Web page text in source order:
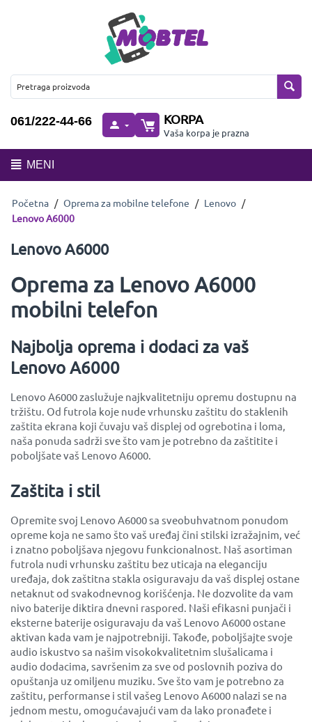
061/222-44-66 KORPA
Vaša korpa je prazna
MENI
Početna / Oprema za mobilne telefone / Lenovo /
Lenovo A6000
Lenovo A6000
Oprema za Lenovo A6000
mobilni telefon
Najbolja oprema i dodaci za vaš
Lenovo A6000
Lenovo A6000 zaslužuje najkvalitetniju opremu dostupnu na
tržištu. Od futrola koje nude vrhunsku zaštitu do staklenih
zaštita ekrana koji čuvaju vaš displej od ogrebotina i loma,
naša ponuda sadrži sve što vam je potrebno da zaštitite i
poboljšate vaš Lenovo A6000.
Zaštita i stil
Opremite svoj Lenovo A6000 sa sveobuhvatnom ponudom
opreme koja ne samo što vaš uređaj čini stilski izražajnim, već
i znatno poboljšava njegovu funkcionalnost. Naš asortiman
futrola nudi vrhunsku zaštitu bez uticaja na eleganciju
uređaja, dok zaštitna stakla osiguravaju da vaš displej ostane
netaknut od svakodnevnog korišćenja. Ne dozvolite da vam
nivo baterije diktira dnevni raspored. Naši efikasni punjači i
eksterne baterije osiguravaju da vaš Lenovo A6000 ostane
aktivan kada vam je najpotrebniji. Takođe, poboljšajte svoje
audio iskustvo sa našim visokokvalitetnim slušalicama i
audio dodacima, savršenim za sve od poslovnih poziva do
opuštanja uz omiljenu muziku. Sve što vam je potrebno za
zaštitu, performanse i stil vašeg Lenovo A6000 nalazi se na
jednom mestu, omogućavajući vam da lako pronađete i